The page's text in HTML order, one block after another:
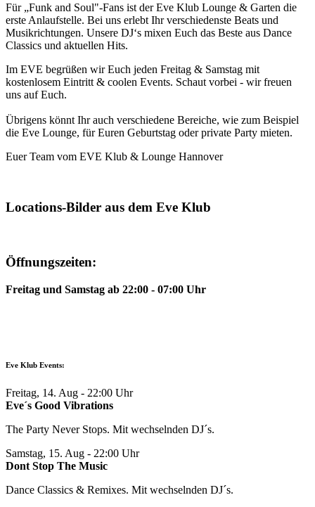
Für „Funk and Soul"-Fans ist der Eve Klub Lounge & Garten die
erste Anlaufstelle. Bei uns erlebt Ihr verschiedenste Beats und
Musikrichtungen. Unsere DJ‘s mixen Euch das Beste aus Dance
Classics und aktuellen Hits.
Im EVE begrüßen wir Euch jeden Freitag & Samstag mit
kostenlosem Eintritt & coolen Events. Schaut vorbei - wir freuen
uns auf Euch.
Übrigens könnt Ihr auch verschiedene Bereiche, wie zum Beispiel
die Eve Lounge, für Euren Geburtstag oder private Party mieten.
Euer Team vom EVE Klub & Lounge Hannover
Locations-Bilder aus dem Eve Klub
Öffnungszeiten:
Freitag und Samstag ab 22:00 - 07:00 Uhr
Eve Klub Events:
Freitag, 14. Aug - 22:00 Uhr
Eve´s Good Vibrations
The Party Never Stops. Mit wechselnden DJ´s.
Samstag, 15. Aug - 22:00 Uhr
Dont Stop The Music
Dance Classics & Remixes. Mit wechselnden DJ´s.